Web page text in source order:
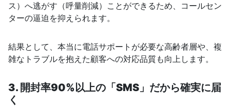
ス）へ逃がす（呼量削減）ことができるため、コールセン
ターの逼迫を抑えられます。
結果として、本当に電話サポートが必要な高齢者層や、複
雑なトラブルを抱えた顧客への対応品質も向上します。
3. 開封率90%以上の「SMS」だから確実に届
く